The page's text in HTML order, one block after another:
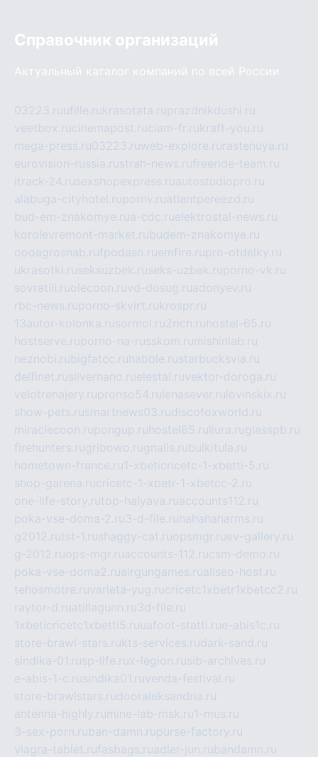
Справочник организаций
Актуальный каталог компаний по всей России
03223.ruufille.rukrasotata.ruprazdnikdushi.ru
veetbox.rucinemapost.ruciam-fr.rukraft-you.ru
mega-press.ru03223.ruweb-explore.ru rastenuya.ru
eurovision-russia.rustrah-news.rufreeride-team.ru
itrack-24.rusexshopexpress.ruautostudiopro.ru
alabuga-cityhotel.rupornv.ruatlantpereezd.ru
bud-em-znakomye.rua-cdc.ruelektrostal-news.ru
korolevremont-market.rubudem-znakomye.ru
oooagrosnab.rufpodaso.ruemfire.rupro-otdelky.ru
ukrasotki.ruseksuzbek.ruseks-uzbek.ruporno-vk.ru
sovratili.ruolecoon.ruvd-dosug.ruadonyev.ru
rbc-news.ruporno-skvirt.rukrospr.ru
13autor-kolonka.rusormol.ru2rich.ru hostel-65.ru
hostserve.ruporno-na-russkom.ru mishinlab.ru
neznobi.rubigfatcc.ru habble.rustarbucksvia.ru
delfinet.rusilvernano.ruelestal.ruvektor-doroga.ru
velotrenajery.rupronso54.ru lenasever.ru lovinskix.ru
show-pets.rusmartnews03.rudiscofoxworld.ru
miraclecoon.rupongup.ru hostel65.ru liura.ruglasspb.ru
firehunters.rugribowo.rugnalis.rubulkitula.ru
hometown-france.ru1-xbeticricetc-1-xbetti-5.ru
shop-garena.rucricetc-1-xbetr-1-xbetcc-2.ru
one-life-story.rutop-halyava.ruaccounts112.ru
poka-vse-doma-2.ru3-d-file.ru hahahaharms.ru
g2012.rutst-1.rushaggy-cat.ruopsmgr.ruev-gallery.ru
g-2012.ruops-mgr.ruaccounts-112.rucsm-demo.ru
poka-vse-doma2.ruairgungames.ruallseo-host.ru
tehosmotre.ruvarieta-yug.rucricetc1xbetr1xbetcc2.ru
raytor-d.ruatillagunn.ru3d-file.ru
1xbeticricetc1xbetti5.ruuafoot-statti.rue-abis1c.ru
store-brawl-stars.rukts-services.rudark-sand.ru
sindika-01.rusp-life.rux-legion.rusib-archives.ru
e-abis-1-c.rusindika01.ruvenda-festival.ru
store-brawlstars.rudooraleksandria.ru
antenna-highly.ru mine-lab-msk.ru1-mus.ru
3-sex-porn.ruban-damn.rupurse-factory.ru
viagra-tablet.rufasbags.ruadler-jun.rubandamn.ru